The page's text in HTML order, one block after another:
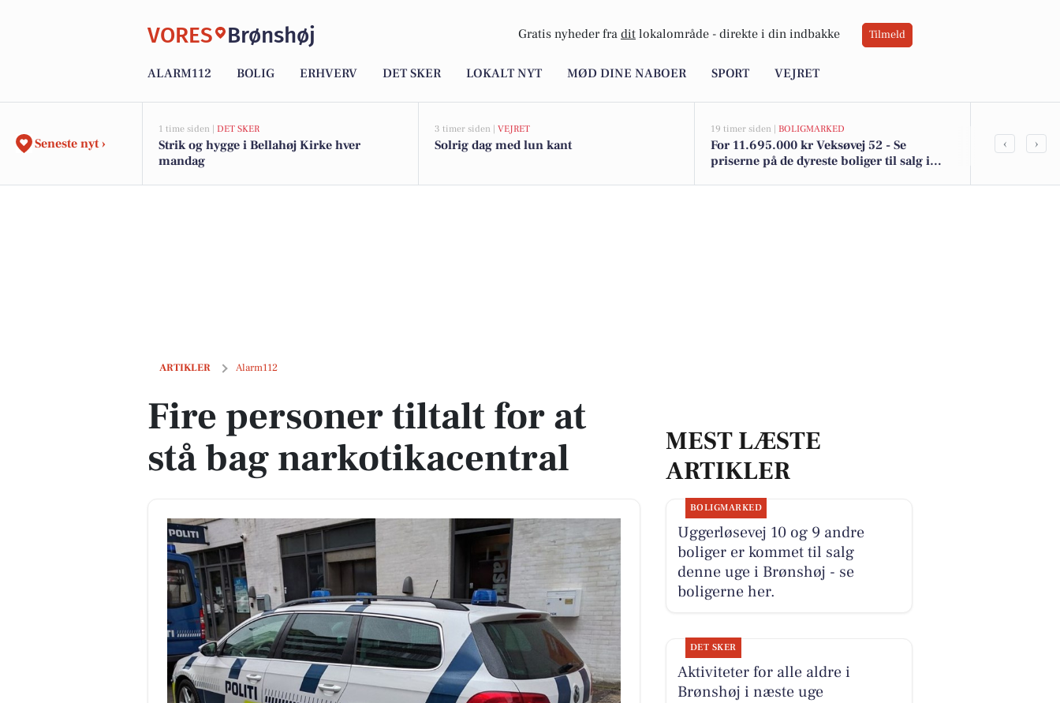
VORES Brønshøj Gratis nyheder fra dit lokalområde - direkte i din indbakke Tilmeld
ALARM112 BOLIG ERHVERV DET SKER LOKALT NYT MØD DINE NABOER SPORT VEJRET
Seneste nyt ›
1 time siden | DET SKER
Strik og hygge i Bellahøj Kirke hver
mandag
3 timer siden | VEJRET
Solrig dag med lun kant
19 timer siden | BOLIGMARKED
For 11.695.000 kr Veksøvej 52 - Se
priserne på de dyreste boliger til salg i
‹ ›
ARTIKLER Alarm112
Fire personer tiltalt for at stå bag narkotikacentral
Fire personer tiltalt for at
stå bag narkotikacentral
MEST LÆSTE
ARTIKLER
BOLIGMARKED
Uggerløsevej 10 og 9 andre
boliger er kommet til salg
denne uge i Brønshøj - se
boligerne her.
DET SKER
Aktiviteter for alle aldre i
Brønshøj i næste uge